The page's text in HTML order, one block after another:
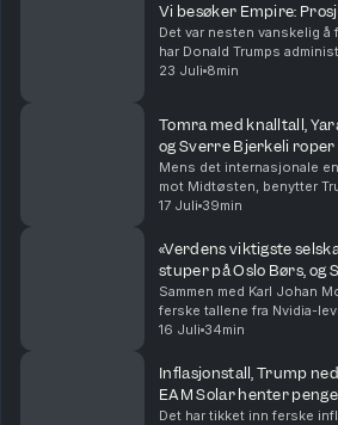
Vi besøker Empire:
Det var nesten vanskelig
har Donald Trumps
stoppordrer for det
23 Juli 8min
Tomra med knalltall,
og Sverre Bjerkeli roper
mest shortede aksjer
Mens det internasjonale
mot Midtøsten, benytter
sendetid til å anklage Kina
17 Juli 39min
«Verdens viktigste
stuper på Oslo Børs, og
forvalterens
Sammen med Karl Johan
ferske tallene fra Nvidia-
siste olje-utspill, og
16 Juli 34min
Inflasjonstall, Trump
EAM Solar henter
Det har tikket inn ferske